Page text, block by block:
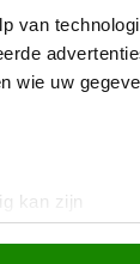
van
wie uw
kan zijn